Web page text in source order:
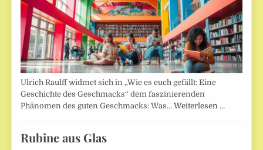
Ulrich Raulff widmet sich in „Wie es euch gefällt: Eine
Geschichte des Geschmacks“ dem faszinierenden
Phänomen des guten Geschmacks: Was…Weiterlesen …
Rubine aus Glas